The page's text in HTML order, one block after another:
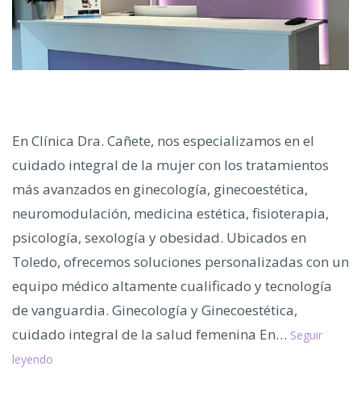
En Clínica Dra. Cañete, nos especializamos en el
cuidado integral de la mujer con los tratamientos
más avanzados en ginecología, ginecoestética,
neuromodulación, medicina estética, fisioterapia,
psicología, sexología y obesidad. Ubicados en
Toledo, ofrecemos soluciones personalizadas con un
equipo médico altamente cualificado y tecnología
de vanguardia. Ginecología y Ginecoestética,
cuidado integral de la salud femenina En… Seguir
leyendo